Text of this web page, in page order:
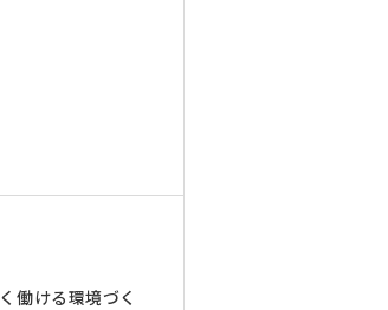
働ける環境づく